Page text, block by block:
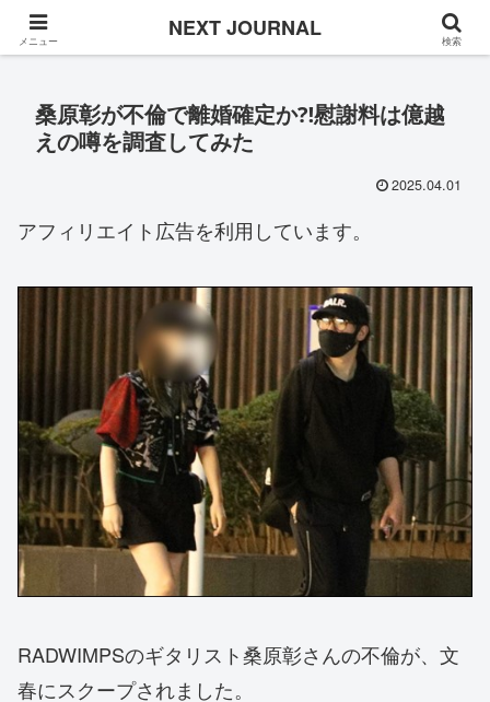
Once in a while
桑原彰が不倫で離婚確定か⁈慰謝料は億越
えの噂を調査してみた
2025.04.01
アフィリエイト広告を利用しています。
RADWIMPSのギタリスト桑原彰さんの不倫が、文
春にスクープされました。
メニュー NEXT JOURNAL 検索